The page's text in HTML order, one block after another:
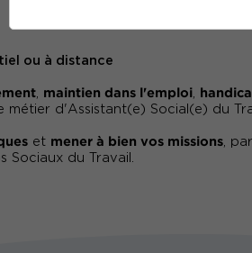
ou à distance
maintien dans l'emploi
métier d'Assistant(e) Social(e) du
et mener à bien vos missions ,
Sociaux du Travail.